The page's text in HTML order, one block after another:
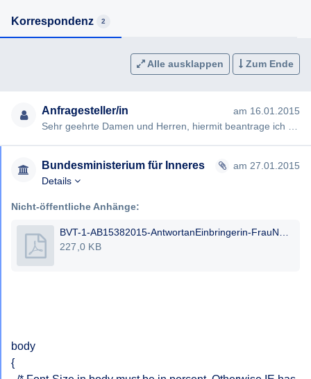
Korrespondenz 2
Alle ausklappen Zum Ende
Anfragesteller/in
am 16.01.2015
Bundesministerium für Inneres
am 27.01.2015
Details
Nicht-öffentliche Anhänge:
227,0 KB
body
{